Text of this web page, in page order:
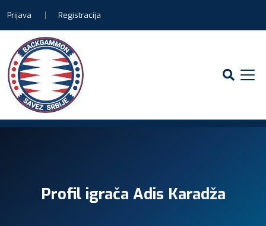
Prijava Registracija
Profil igrača Adis Karadža